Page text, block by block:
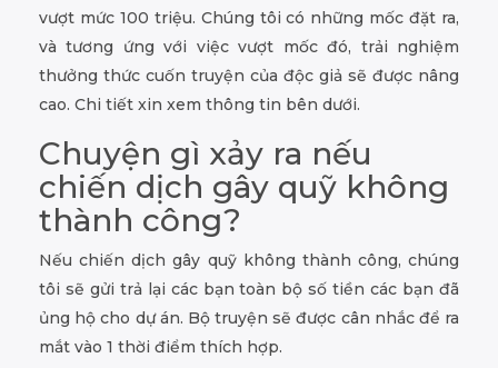
vượt mức 100 triệu. Chúng tôi có những mốc đặt ra,
và tương ứng với việc vượt mốc đó, trải nghiệm
thưởng thức cuốn truyện của độc giả sẽ được nâng
cao. Chi tiết xin xem thông tin bên dưới.
Chuyện gì xảy ra nếu
chiến dịch gây quỹ không
thành công?
Nếu chiến dịch gây quỹ không thành công, chúng
tôi sẽ gửi trả lại các bạn toàn bộ số tiền các bạn đã
ủng hộ cho dự án. Bộ truyện sẽ được cân nhắc để ra
mắt vào 1 thời điểm thích hợp.